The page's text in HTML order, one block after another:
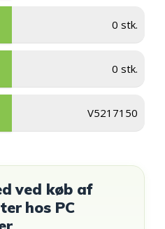
0 stk.
0 stk.
V5217150
ved køb af
hos PC